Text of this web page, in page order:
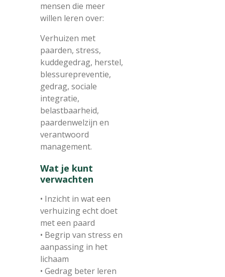
mensen die meer
willen leren over:
Verhuizen met
paarden, stress,
kuddegedrag, herstel,
blessurepreventie,
gedrag, sociale
integratie,
belastbaarheid,
paardenwelzijn en
verantwoord
management.
Wat je kunt
verwachten
• Inzicht in wat een
verhuizing echt doet
met een paard
• Begrip van stress en
aanpassing in het
lichaam
• Gedrag beter leren